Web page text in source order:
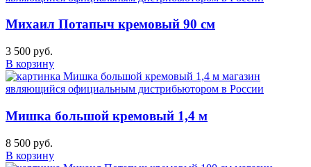
Михаил Потапыч кремовый 90 см
3 500 руб.
В корзину
Мишка большой кремовый 1,4 м
8 500 руб.
В корзину